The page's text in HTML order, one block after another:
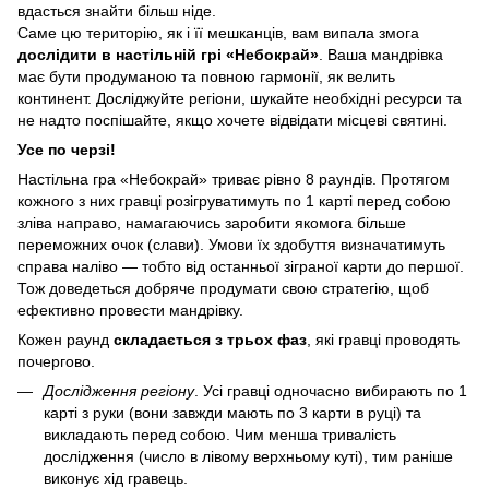
вдасться знайти більш ніде.
Саме цю територію, як і її мешканців, вам випала змога
дослідити в настільній грі «Небокрай» . Ваша мандрівка
має бути продуманою та повною гармонії, як велить
континент. Досліджуйте регіони, шукайте необхідні ресурси та
не надто поспішайте, якщо хочете відвідати місцеві святині.
Усе по черзі!
Настільна гра «Небокрай» триває рівно 8 раундів. Протягом
кожного з них гравці розігруватимуть по 1 карті перед собою
зліва направо, намагаючись заробити якомога більше
переможних очок (слави). Умови їх здобуття визначатимуть
справа наліво — тобто від останньої зіграної карти до першої.
Тож доведеться добряче продумати свою стратегію, щоб
ефективно провести мандрівку.
Кожен раунд складається з трьох фаз , які гравці проводять
почергово.
Дослідження регіону. Усі гравці одночасно вибирають по 1
карті з руки (вони завжди мають по 3 карти в руці) та
викладають перед собою. Чим менша тривалість
дослідження (число в лівому верхньому куті), тим раніше
виконує хід гравець.